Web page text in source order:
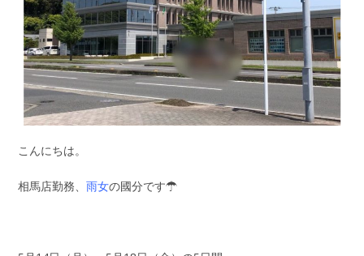
こんにちは。
相馬店勤務、雨女の國分です☂